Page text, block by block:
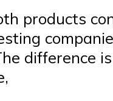
products
difference